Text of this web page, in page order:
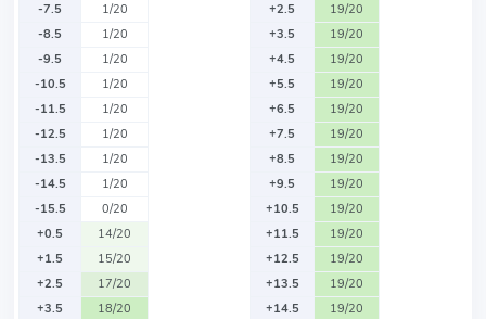
-7.5
1/20
-8.5
1/20
-9.5
1/20
-10.5
1/20
-11.5
1/20
-12.5
1/20
-13.5
1/20
-14.5
1/20
-15.5
0/20
+0.5
14/20
+1.5
15/20
+2.5
17/20
+3.5
18/20
+2.5
19/20
+3.5
19/20
+4.5
19/20
+5.5
19/20
+6.5
19/20
+7.5
19/20
+8.5
19/20
+9.5
19/20
+10.5
19/20
+11.5
19/20
+12.5
19/20
+13.5
19/20
+14.5
19/20